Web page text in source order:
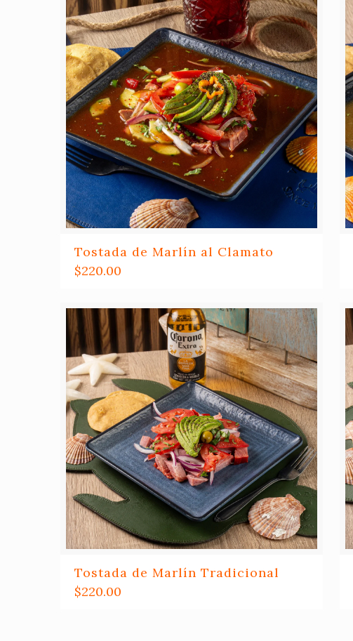
Tostada de Marlín al Clamato
$220.00
Tostada de Marlín Tradicional
$220.00